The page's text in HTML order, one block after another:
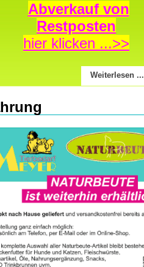
Abverkauf von
Restposten
hier klicken ...>>
Weiterlesen ...